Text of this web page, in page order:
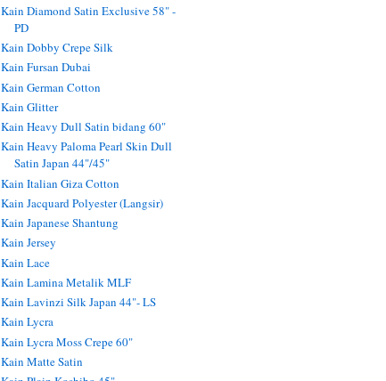
Kain Diamond Satin Exclusive 58" -
PD
Kain Dobby Crepe Silk
Kain Fursan Dubai
Kain German Cotton
Kain Glitter
Kain Heavy Dull Satin bidang 60"
Kain Heavy Paloma Pearl Skin Dull
Satin Japan 44"/45"
Kain Italian Giza Cotton
Kain Jacquard Polyester (Langsir)
Kain Japanese Shantung
Kain Jersey
Kain Lace
Kain Lamina Metalik MLF
Kain Lavinzi Silk Japan 44"- LS
Kain Lycra
Kain Lycra Moss Crepe 60"
Kain Matte Satin